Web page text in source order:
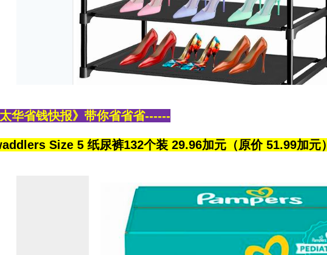
华省钱快报》带你省省省------
Size 5 纸尿裤132个装 29.96加元（原价 51.99加元）